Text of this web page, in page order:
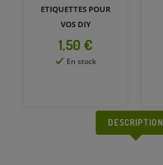
ETIQUETTES POUR
VOS DIY
Prix
1,50 €
En stock
DESCRIPTION